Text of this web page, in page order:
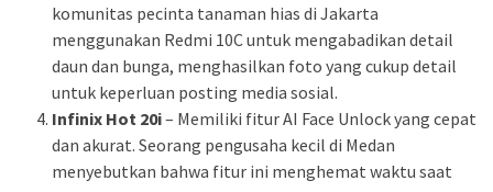
komunitas pecinta tanaman hias di Jakarta
menggunakan Redmi 10C untuk mengabadikan detail
daun dan bunga, menghasilkan foto yang cukup detail
untuk keperluan posting media sosial.
Infinix Hot 20i– Memiliki fitur AI Face Unlock yang cepat
dan akurat. Seorang pengusaha kecil di Medan
menyebutkan bahwa fitur ini menghemat waktu saat